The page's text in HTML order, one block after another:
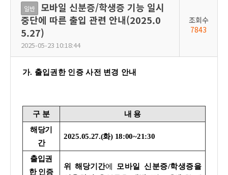
일반
모바일 신분증/학생증 기능 일시
중단에 따른 출입 관련 안내(2025.0
5.27)
2025-05-23 10:18:44
조회수
7843
가. 출입권한 인증 사전 변경 안내
구 분
내 용
해당기
간
2025.05.27.(화) 18:00~21:30
출입권
한 인증
위해당기간에
모바일 신분증/학생증을